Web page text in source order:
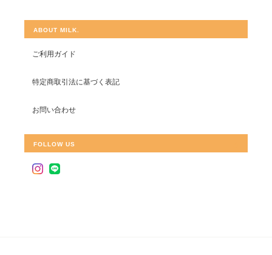
ABOUT MILK.
ご利用ガイド
特定商取引法に基づく表記
お問い合わせ
FOLLOW US